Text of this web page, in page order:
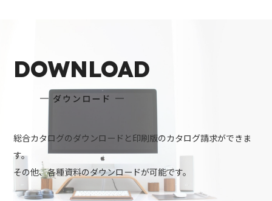
DOWNLOAD
ダウンロード
総合カタログのダウンロードと印刷版のカタログ請求ができま
す。
その他、各種資料のダウンロードが可能です。